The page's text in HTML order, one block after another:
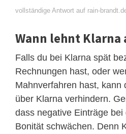
vollständige Antwort auf rain-
Wann lehnt Klarna
Falls du bei Klarna spät
Rechnungen hast, oder
Mahnverfahren hast, kann
über Klarna verhindern.
dass negative Einträge
Bonität schwächen. Denn